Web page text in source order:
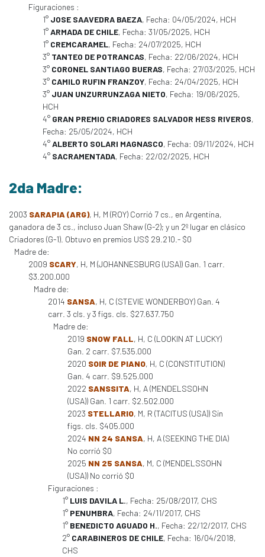
Figuraciones :
1° JOSE SAAVEDRA BAEZA, Fecha: 04/05/2024, HCH
1°ARMADA DE CHILE, Fecha: 31/05/2025, HCH
1° CREMCARAMEL, Fecha: 24/07/2025, HCH
3° TANTEO DE POTRANCAS, Fecha: 22/06/2024, HCH
3° CORONEL SANTIAGO BUERAS, Fecha: 27/03/2025, HCH
3° CAMILO RUFIN FRANZOY, Fecha: 24/04/2025, HCH
3° JUAN UNZURRUNZAGA NIETO, Fecha: 19/06/2025,
HCH
4° GRAN PREMIO CRIADORES SALVADOR HESS RIVEROS,
Fecha: 25/05/2024, HCH
4°ALBERTO SOLARI MAGNASCO, Fecha: 09/11/2024, HCH
4° SACRAMENTADA, Fecha: 22/02/2025, HCH
2da Madre:
2003 SARAPIA (ARG), H, M (ROY) Corrió 7 cs., en Argentina,
ganadora de 3 cs., incluso Juan Shaw (G-2); y un 2º lugar en clásico
Criadores (G-1). Obtuvo en premios US$ 29.210.- $0
Madre de:
2009 SCARY, H, M (JOHANNESBURG (USA)) Gan. 1 carr.
$3.200.000
Madre de:
2014 SANSA, H, C (STEVIE WONDERBOY) Gan. 4
carr. 3 cls. y 3 figs. cls. $27.637.750
Madre de:
2019 SNOW FALL, H, C (LOOKIN AT LUCKY)
Gan. 2 carr. $7.535.000
2020 SOIR DE PIANO, H, C (CONSTITUTION)
Gan. 4 carr. $9.525.000
2022 SANSSITA, H, A (MENDELSSOHN
(USA)) Gan. 1 carr. $2.502.000
2023 STELLARIO, M, R (TACITUS (USA)) Sin
figs. cls. $405.000
2024 NN 24 SANSA, H, A (SEEKING THE DIA)
No corrió $0
2025 NN 25 SANSA, M, C (MENDELSSOHN
(USA)) No corrió $0
Figuraciones :
1° LUIS DAVILA L., Fecha: 25/08/2017, CHS
1° PENUMBRA, Fecha: 24/11/2017, CHS
1° BENEDICTO AGUADO H., Fecha: 22/12/2017, CHS
2° CARABINEROS DE CHILE, Fecha: 16/04/2018,
CHS